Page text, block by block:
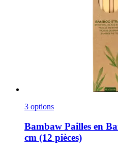
3 options
Bambaw Pailles en
cm (12 pièces)